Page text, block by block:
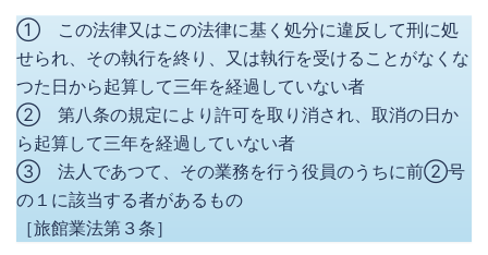
① この法律又はこの法律に基く処分に違反して刑に処
せられ、その執行を終り、又は執行を受けることがなくな
つた日から起算して三年を経過していない者
② 第八条の規定により許可を取り消され、取消の日か
ら起算して三年を経過していない者
③ 法人であつて、その業務を行う役員のうちに前②号
の１に該当する者があるもの
［旅館業法第３条］